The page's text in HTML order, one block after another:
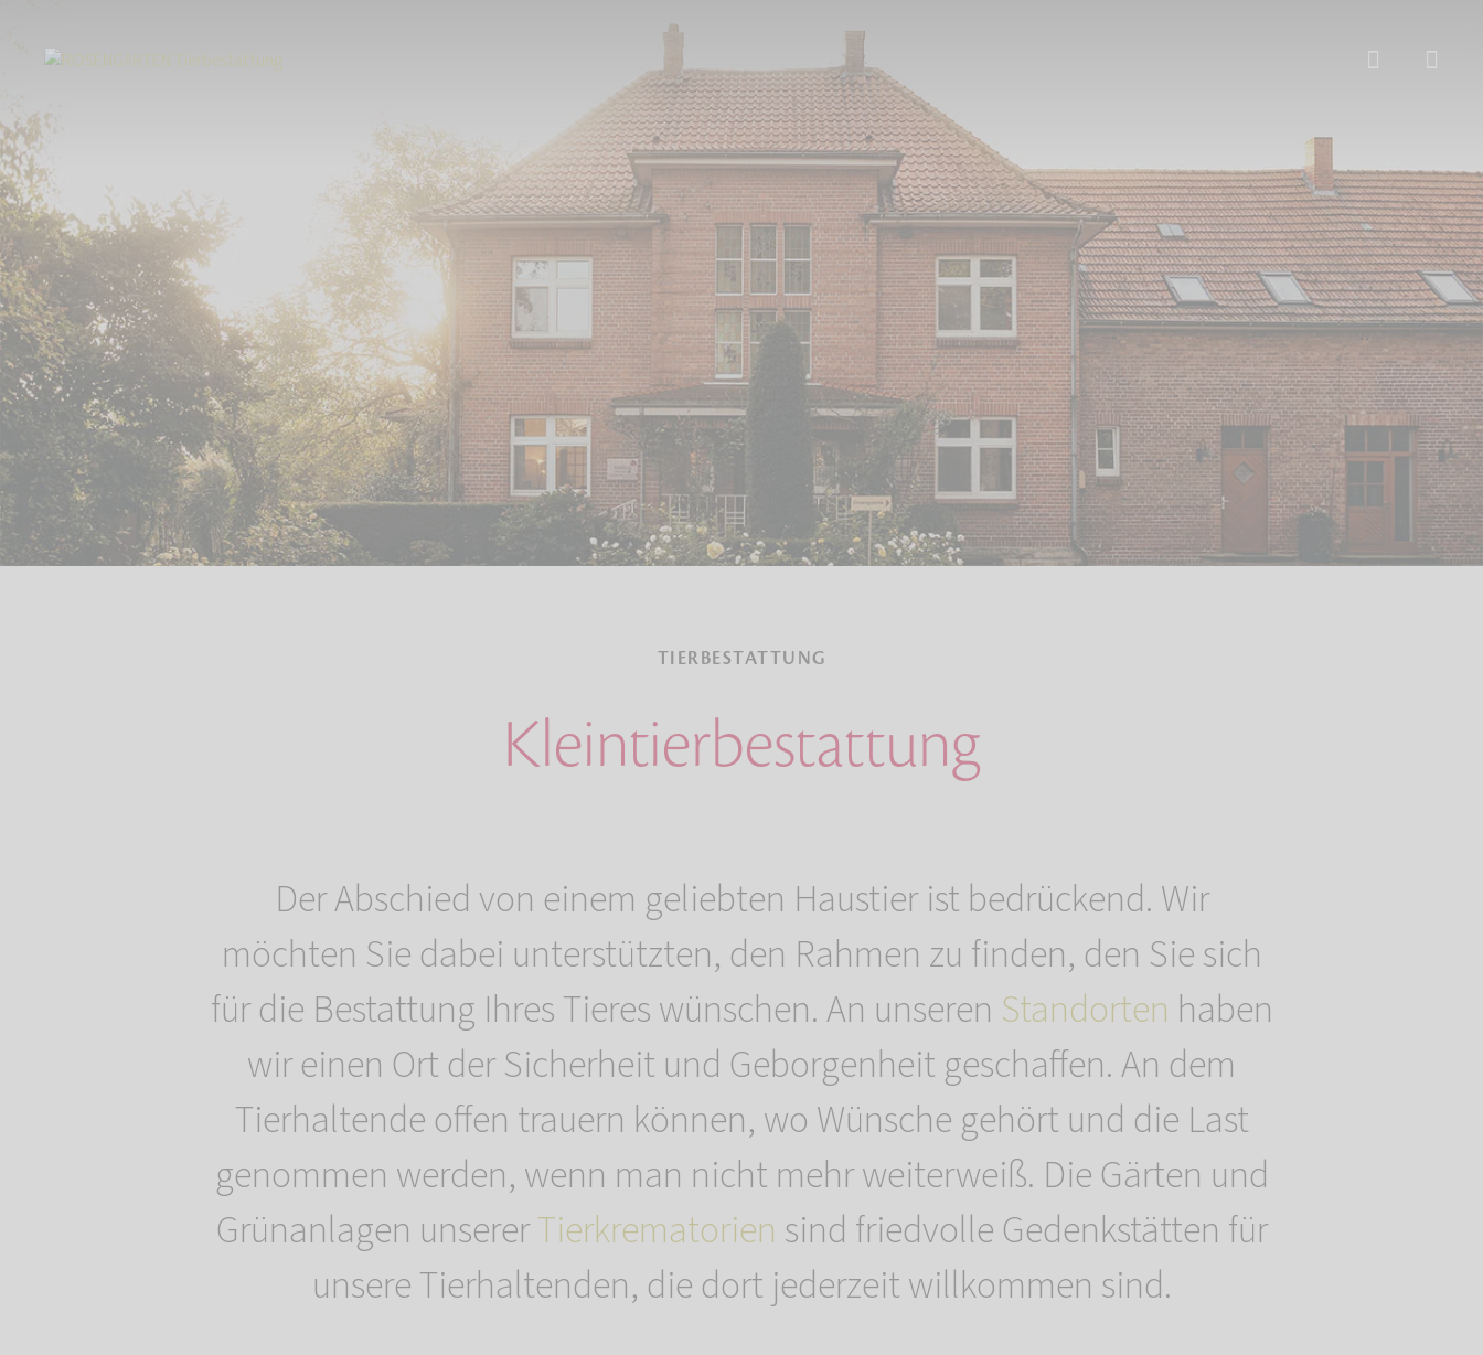
Start
TIERBESTATTUNG
Kleintierbestattung
Der Abschied von einem geliebten Haustier ist bedrückend. Wir
möchten Sie dabei unterstützten, den Rahmen zu finden, den Sie sich
für die Bestattung Ihres Tieres wünschen. An unseren Standorten haben
wir einen Ort der Sicherheit und Geborgenheit geschaffen. An dem
Tierhaltende offen trauern können, wo Wünsche gehört und die Last
genommen werden, wenn man nicht mehr weiterweiß. Die Gärten und
Grünanlagen unsererTierkrematorien sind friedvolle Gedenkstätten für
unsere Tierhaltenden, die dort jederzeit willkommen sind.